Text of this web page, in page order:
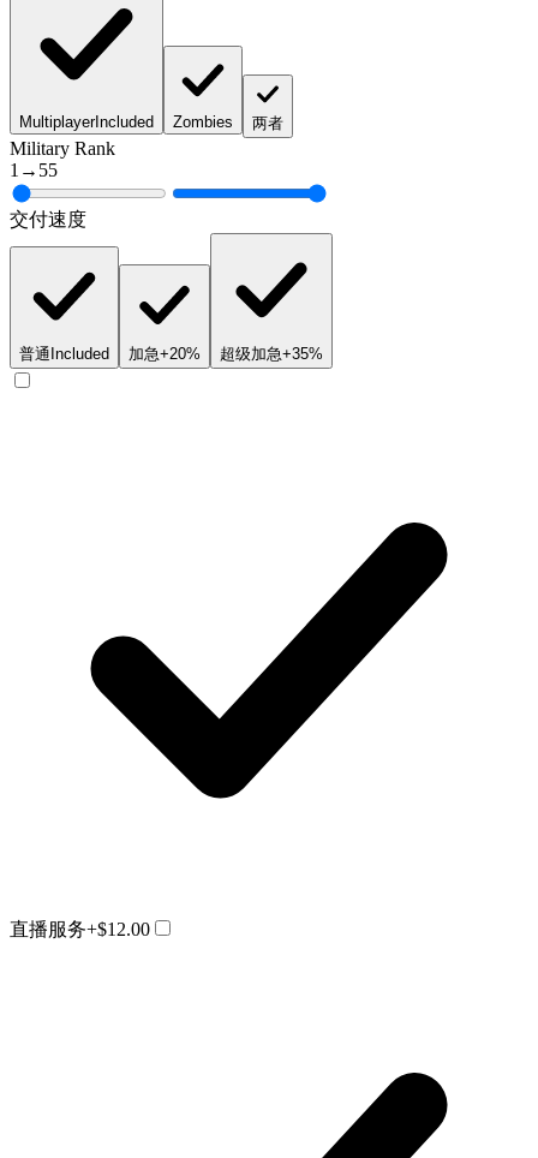
MultiplayerIncluded Zombies 两者
Military Rank
1 → 55
交付速度
普通Included 加急+20% 超级加急+35%
直播服务+$12.00